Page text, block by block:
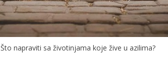
Što napraviti sa životinjama koje žive u azilima?